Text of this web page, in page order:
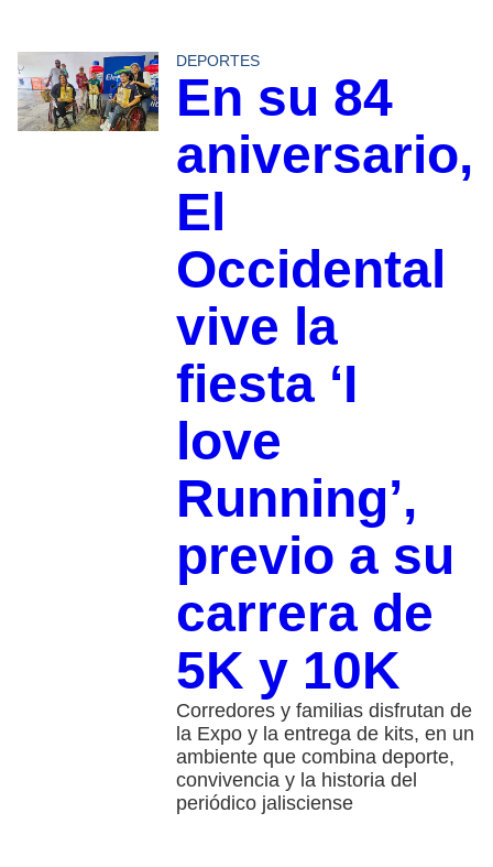
DEPORTES
En su 84
aniversario,
El
Occidental
vive la
fiesta ‘I
love
Running’,
previo a su
carrera de
5K y 10K
Corredores y familias disfrutan de
la Expo y la entrega de kits, en un
ambiente que combina deporte,
convivencia y la historia del
periódico jalisciense